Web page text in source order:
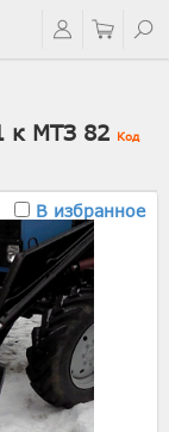
к МТЗ 82 Код
В избранное